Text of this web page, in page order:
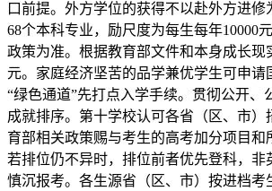
口前提。外方学位的获得不以赴外方进修
68个本科专业，励尺度为每生每年10000
政策为准。根据教育部文件和本身成长现
元。家庭经济坚苦的品学兼优学生可申请
“绿色通道”先打点入学手续。贯彻公开、
成就排序。第十学校认可各省（区、市）
育部相关政策赐与考生的高考加分项目和
若排位仍不异时，排位前者优先登科，非
慎沉报考。各生源省（区、市）按进档考